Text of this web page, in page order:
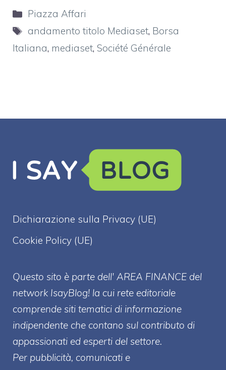
Categorie
Piazza Affari
Tag
andamento titolo Mediaset, Borsa
Italiana, mediaset, Société Générale
Dichiarazione sulla Privacy (UE)
Cookie Policy (UE)
Questo sito è parte dell' AREA FINANCE del
network IsayBlog! la cui rete editoriale
comprende siti tematici di informazione
indipendente che contano sul contributo di
appassionati ed esperti del settore.
Per pubblicità, comunicati e